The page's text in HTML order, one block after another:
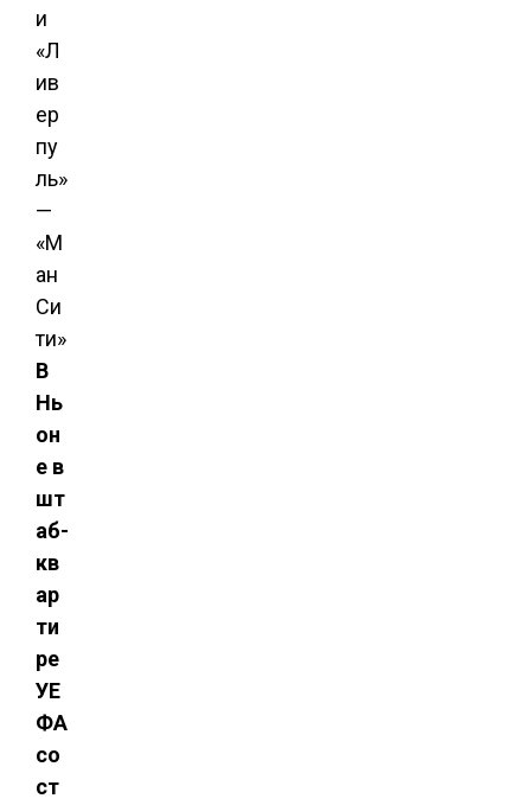
В
Нь
он
е в
шт
аб-
кв
ар
ти
ре
УЕ
ФА
со
ст